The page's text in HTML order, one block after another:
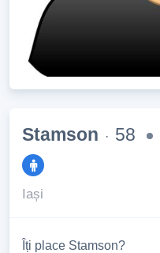
Stamson · 58
Iași
Îți place Stamson?